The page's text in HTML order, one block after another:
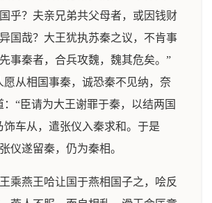
乎？夫亲兄弟共父母者，或因钱财
国哉？大王犹执苏秦之议，不肯事
事秦者，合兵攻魏，魏其危矣。”
愿从相国事秦，诚恐秦不见纳，奈
：“臣请为大王谢罪于秦，以结两国
饰车从，遣张仪入秦求和。于是
仪遂留秦，仍为秦相。
乘燕王哈让国于燕相国子之，哙反